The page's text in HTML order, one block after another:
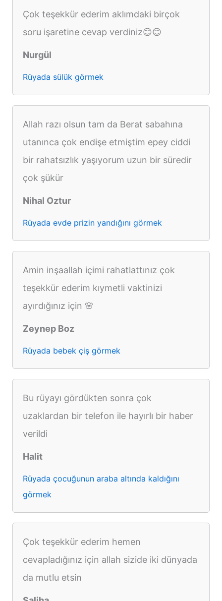
Çok teşekkür ederim aklımdaki birçok
soru işaretine cevap verdiniz😊😊
Nurgül
Rüyada sülük görmek
Allah razı olsun tam da Berat sabahına
utanınca çok endişe etmiştim epey ciddi
bir rahatsızlık yaşıyorum uzun bir süredir
çok şükür
Nihal Oztur
Rüyada evde prizin yandığını görmek
Amin inşaallah içimi rahatlattınız çok
teşekkür ederim kıymetli vaktinizi
ayırdığınız için 🌸
Zeynep Boz
Rüyada bebek çiş görmek
Bu rüyayı gördükten sonra çok
uzaklardan bir telefon ile hayırlı bir haber
verildi
Halit
Rüyada çocuğunun araba altında kaldığını
görmek
Çok teşekkür ederim hemen
cevapladığınız için allah sizide iki dünyada
da mutlu etsin